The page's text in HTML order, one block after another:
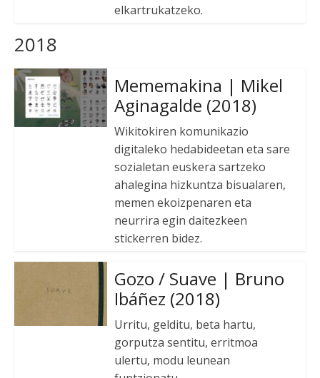
elkartrukatzeko.
2018
Mememakina | Mikel
Aginagalde (2018)
Wikitokiren komunikazio
digitaleko hedabideetan eta sare
sozialetan euskera sartzeko
ahalegina hizkuntza bisualaren,
memen ekoizpenaren eta
neurrira egin daitezkeen
stickerren bidez.
Gozo / Suave | Bruno
Ibáñez (2018)
Urritu, gelditu, beta hartu,
gorputza sentitu, erritmoa
ulertu, modu leunean